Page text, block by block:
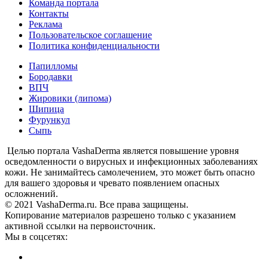
Команда портала
Контакты
Реклама
Пользовательское соглашение
Политика конфиденциальности
Папилломы
Бородавки
ВПЧ
Жировики (липома)
Шипица
Фурункул
Сыпь
Целью портала VashaDerma является повышение уровня
осведомленности о вирусных и инфекционных заболеваниях
кожи. Не занимайтесь самолечением, это может быть опасно
для вашего здоровья и чревато появлением опасных
осложнений.
© 2021 VashaDerma.ru. Все права защищены.
Копирование материалов разрешено только с указанием
активной ссылки на первоисточник.
Мы в соцсетях: